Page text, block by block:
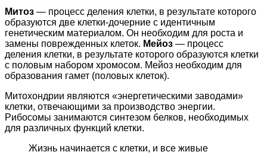
Митоз — процесс деления клетки, в результате которого
образуются две клетки-дочерние с идентичным
генетическим материалом. Он необходим для роста и
замены поврежденных клеток. Мейоз — процесс
деления клетки, в результате которого образуются клетки
с половым набором хромосом. Мейоз необходим для
образования гамет (половых клеток).
Митохондрии являются «энергетическими заводами»
клетки, отвечающими за производство энергии.
Рибосомы занимаются синтезом белков, необходимых
для различных функций клетки.
Жизнь начинается с клетки, и все живые